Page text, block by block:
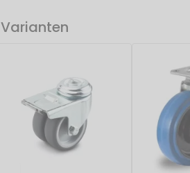
Varianten